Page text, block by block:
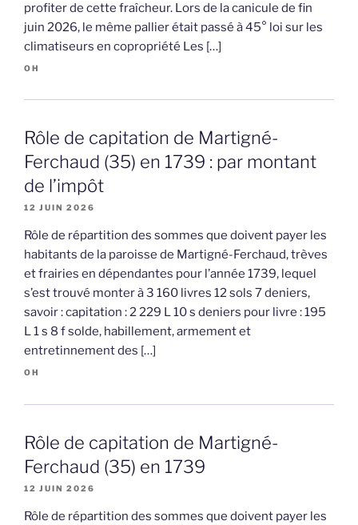
profiter de cette fraîcheur. Lors de la canicule de fin
juin 2026, le même pallier était passé à 45° loi sur les
climatiseurs en copropriété Les […]
OH
Rôle de capitation de Martigné-
Ferchaud (35) en 1739 : par montant
de l’impôt
12 JUIN 2026
Rôle de répartition des sommes que doivent payer les
habitants de la paroisse de Martigné-Ferchaud, trèves
et frairies en dépendantes pour l’année 1739, lequel
s’est trouvé monter à 3 160 livres 12 sols 7 deniers,
savoir : capitation : 2 229 L 10 s deniers pour livre : 195
L 1 s 8 f solde, habillement, armement et
entretinnement des […]
OH
Rôle de capitation de Martigné-
Ferchaud (35) en 1739
12 JUIN 2026
Rôle de répartition des sommes que doivent payer les